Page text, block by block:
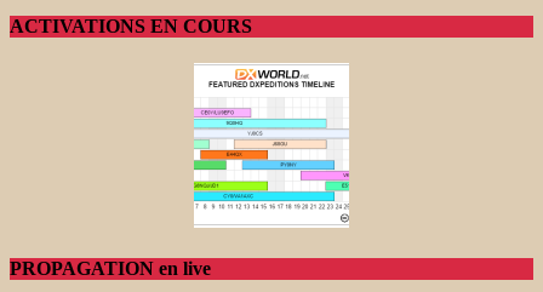
ACTIVATIONS EN COURS
PROPAGATION en live